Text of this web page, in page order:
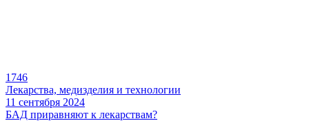
1746
Лекарства, медизделия и технологии
11 сентября 2024
БАД приравняют к лекарствам?